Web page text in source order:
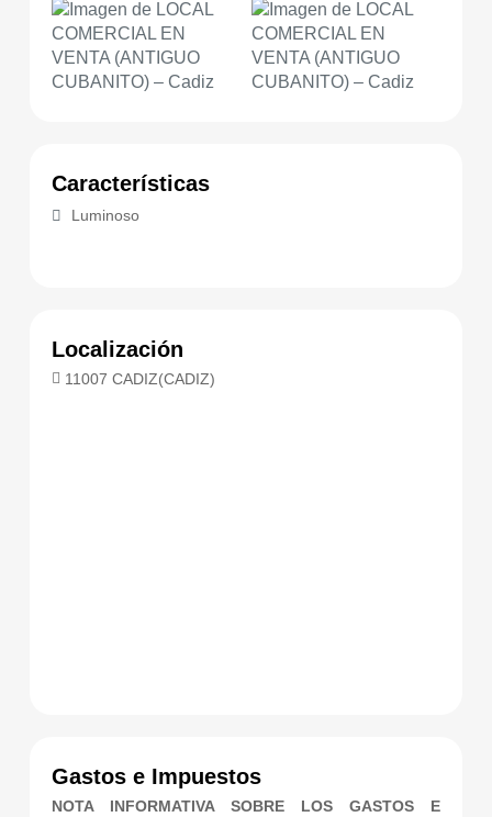
Características
Luminoso
Localización
11007 CADIZ(CADIZ)
Gastos e Impuestos
NOTA INFORMATIVA SOBRE LOS GASTOS E